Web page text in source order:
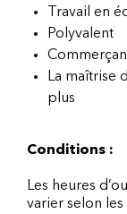
Travail en
Polyvalent
La maîtrise
plus
Conditions :
Les heures
varier selon